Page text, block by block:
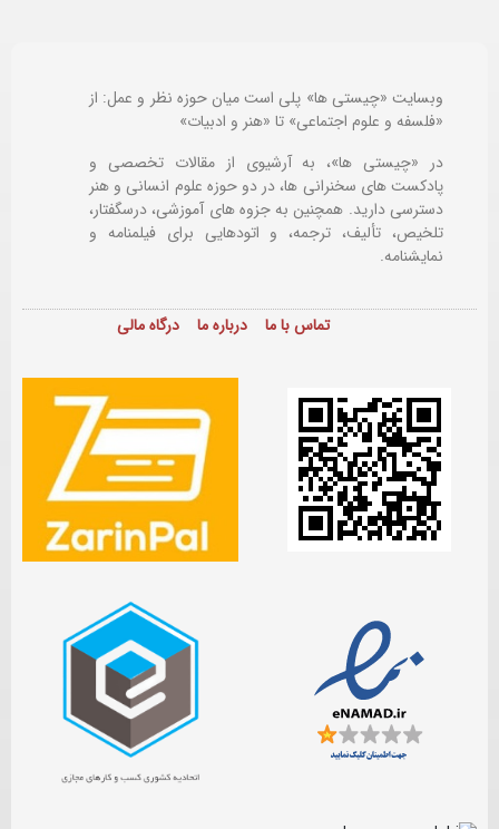
وبسایت «چیستی ها» پلی است میان حوزه نظر و عمل: از
«فلسفه و علوم اجتماعی» تا «هنر و ادبیات»
در «چیستی ها»، به آرشیوی از مقالات تخصصی و
پادکست های سخنرانی ها، در دو حوزه علوم انسانی و هنر
دسترسی دارید. همچنین به جزوه های آموزشی، درسگفتار،
تلخیص، تألیف، ترجمه، و اتودهایی برایفیلمنامه و
نمایشنامه.
تماس با ما درباره ما درگاه مالی